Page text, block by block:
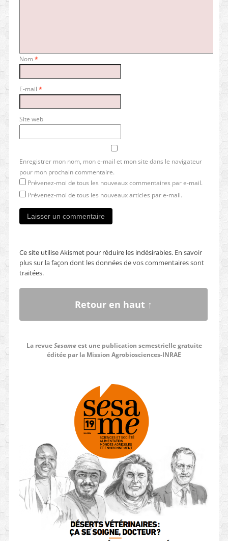
Nom *
E-mail *
Site web
Enregistrer mon nom, mon e-mail et mon site dans le navigateur
pour mon prochain commentaire.
Prévenez-moi de tous les nouveaux commentaires par e-mail.
Prévenez-moi de tous les nouveaux articles par e-mail.
Ce site utilise Akismet pour réduire les indésirables. En savoir
plus sur la façon dont les données de vos commentaires sont
traitées.
Retour en haut ↑
La revueSesameest une publication semestrielle gratuite
éditée par la Mission Agrobiosciences-INRAE